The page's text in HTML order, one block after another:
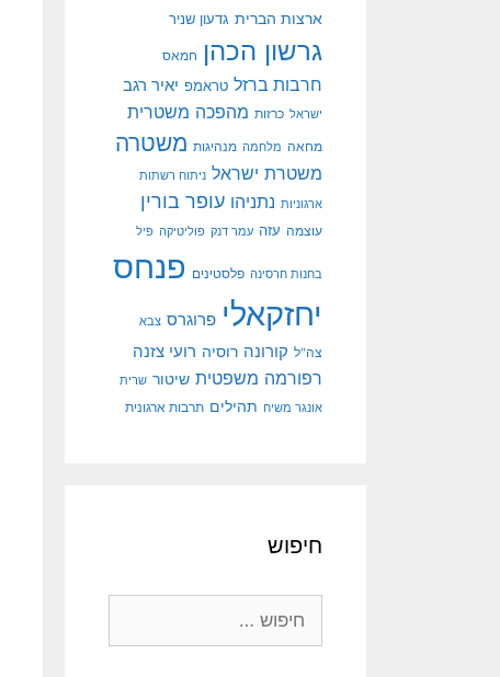
ארצות הברית גדעון שניר
גרשון הכהן חמאס
חרבות ברזל טראמפ יאיר רגב
ישראל כרזות מהפכה משטרית
מחאה מלחמה מנהיגות משטרה
משטרת ישראל ניתוח רשתות
ארגוניות נתניהו עופר בורין
עוצמה עזה עמר דנק פוליטיקה פיל
בחנות חרסינה פלסטינים פנחס
יחזקאלי פרוגרס צבא
צה"ל קורונה רוסיה רועי צזנה
רפורמה משפטית שיטור שרית
אונגר משיח תהילים תרבות ארגונית
חיפוש